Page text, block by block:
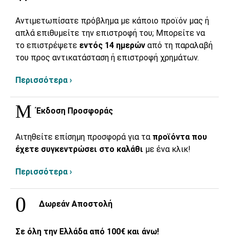
Αντιμετωπίσατε πρόβλημα με κάποιο προϊόν μας ή
απλά επιθυμείτε την επιστροφή του; Μπορείτε να
το επιστρέψετε εντός 14 ημερών από τη παραλαβή
του προς αντικατάσταση ή επιστροφή χρημάτων.
Περισσότερα ›
Έκδοση Προσφοράς
Αιτηθείτε επίσημη προσφορά για τα προϊόντα που
έχετε συγκεντρώσει στο καλάθι με ένα κλικ!
Περισσότερα ›
Δωρεάν Αποστολή
Σε όλη την Ελλάδα από 100€ και άνω!